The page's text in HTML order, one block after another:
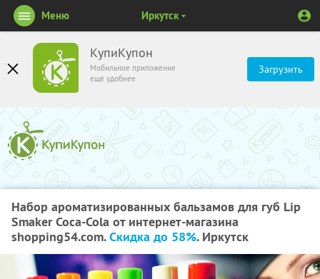
КупиКупон
Мобильное приложение
ещё удобнее
Загрузить
Меню Иркутск
Набор ароматизированных бальзамов для губ Lip
Smaker Coca-Cola от интернет-магазина
shopping54.com.Скидка до 58%. Иркутск